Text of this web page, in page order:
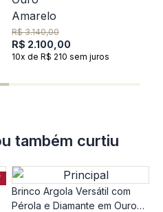
R$ 3.140,00
R$ 2.100,00
10x de R$ 210 sem juros
também curtiu
Brinco Argola Versátil com
Pérola e Diamante em Ouro